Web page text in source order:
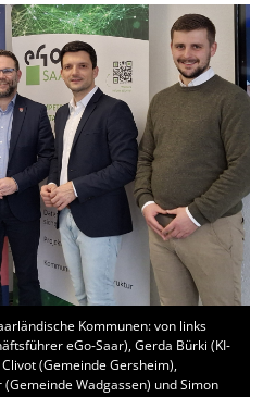
Kommunen: von links
eGo-Saar), Gerda Bürki (KI-
(Gemeinde Gersheim),
Wadgassen) und Simon